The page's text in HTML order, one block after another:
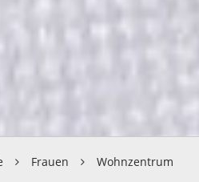
Frauen Wohnzentrum